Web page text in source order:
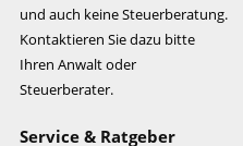
und auch keine Steuerberatung.
Kontaktieren Sie dazu bitte
Ihren Anwalt oder
Steuerberater.
Service & Ratgeber